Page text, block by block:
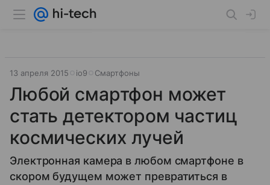
13 апреля 2015 io9 Смартфоны
Любой смартфон может
стать детектором частиц
космических лучей
Электронная камера в любом смартфоне в
скором будущем может превратиться в